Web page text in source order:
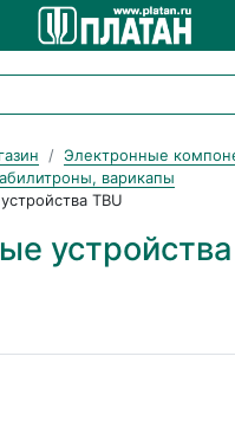
Электронные
варикапы
TBU
устройства